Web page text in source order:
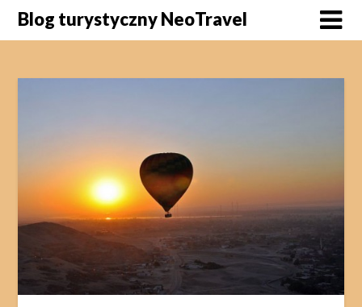
SkipBlog turystyczny NeoTravel